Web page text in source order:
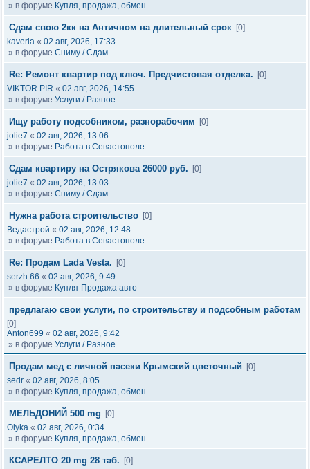
» в форуме Купля, продажа, обмен
Сдам свою 2кк на Античном на длительный срок [0]
kaveria « 02 авг, 2026, 17:33
» в форуме Сниму / Сдам
Re: Ремонт квартир под ключ. Предчистовая отделка.
[0]
VIKTOR PIR « 02 авг, 2026, 14:55
» в форуме Услуги / Разное
Ищу работу подсобником, разнорабочим
[0]
jolie7 « 02 авг, 2026, 13:06
» в форуме Работа в Севастополе
Сдам квартиру на Острякова 26000 руб.
[0]
jolie7 « 02 авг, 2026, 13:03
» в форуме Сниму / Сдам
Нужна работа строительство [0]
Ведастрой « 02 авг, 2026, 12:48
» в форуме Работа в Севастополе
Re: Продам Lada Vesta.
[0]
serzh 66 « 02 авг, 2026, 9:49
» в форуме Купля-Продажа авто
предлагаю свои услуги, по строительству и подсобным работам
[0]
Anton699 « 02 авг, 2026, 9:42
» в форуме Услуги / Разное
Продам мед с личной пасеки Крымский цветочный
[0]
sedr « 02 авг, 2026, 8:05
» в форуме Купля, продажа, обмен
МЕЛЬДОНИЙ 500 mg
[0]
Olyka « 02 авг, 2026, 0:34
» в форуме Купля, продажа, обмен
КСАРЕЛТО 20 mg 28 таб.
[0]